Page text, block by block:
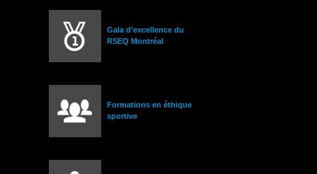
Gala d’excellence du
RSEQ Montréal
Formations en éthique
sportive